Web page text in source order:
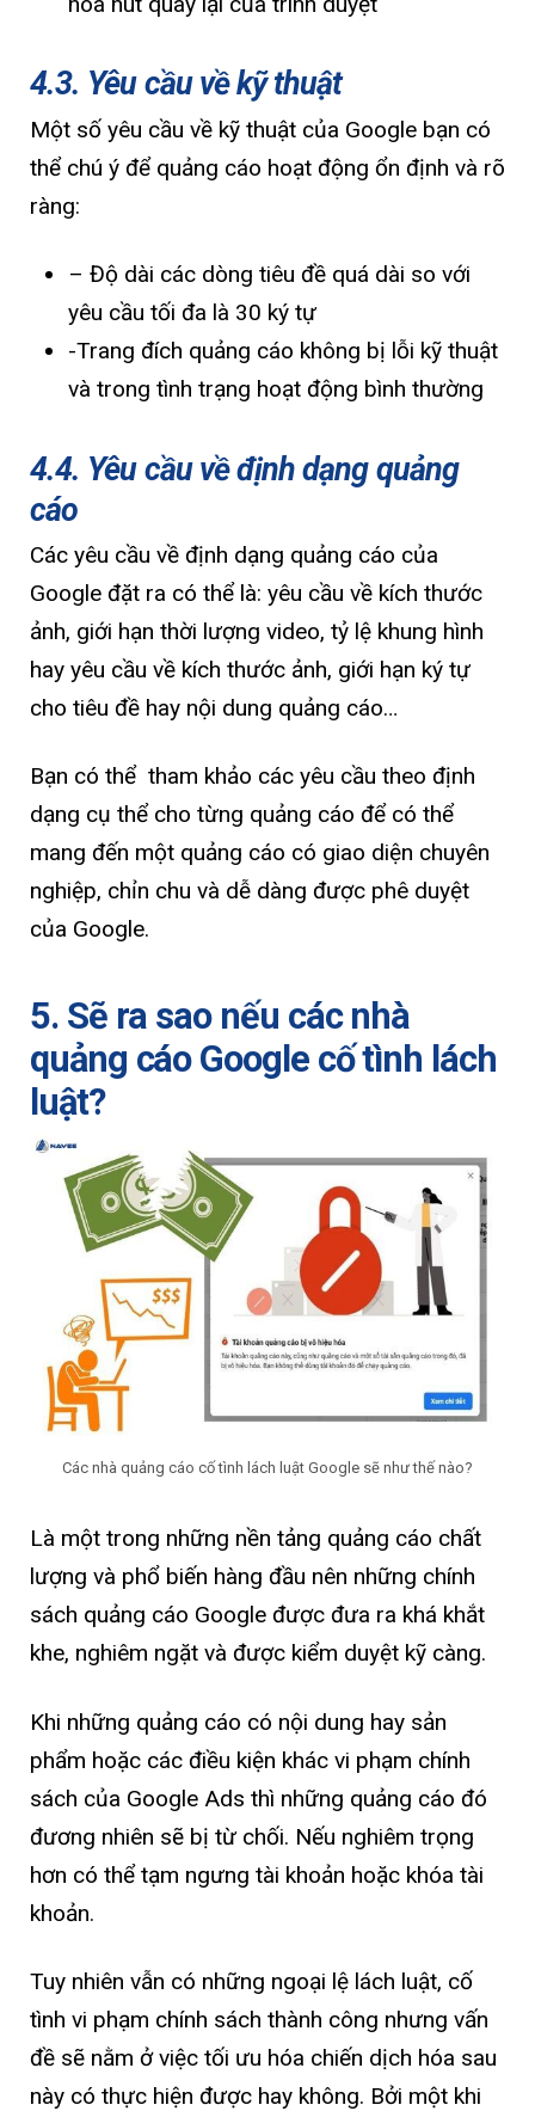
4.3. Yêu cầu về kỹ thuật
Một số yêu cầu về kỹ thuật của Google bạn có
thể chú ý để quảng cáo hoạt động ổn định và rõ
ràng:
– Độ dài các dòng tiêu đề quá dài so với
yêu cầu tối đa là 30 ký tự
-Trang đích quảng cáo không bị lỗi kỹ thuật
và trong tình trạng hoạt động bình thường
4.4. Yêu cầu về định dạng quảng
cáo
Các yêu cầu về định dạng quảng cáo của
Google đặt ra có thể là: yêu cầu về kích thước
ảnh, giới hạn thời lượng video, tỷ lệ khung hình
hay yêu cầu về kích thước ảnh, giới hạn ký tự
cho tiêu đề hay nội dung quảng cáo…
Bạn có thể tham khảo các yêu cầu theo định
dạng cụ thể cho từng quảng cáo để có thể
mang đến một quảng cáo có giao diện chuyên
nghiệp, chỉn chu và dễ dàng được phê duyệt
của Google.
5. Sẽ ra sao nếu các nhà
quảng cáo Google cố tình lách
luật?
Các nhà quảng cáo cố tình lách luật Google sẽ như thế nào?
Là một trong những nền tảng quảng cáo chất
lượng và phổ biến hàng đầu nên những chính
sách quảng cáo Google được đưa ra khá khắt
khe, nghiêm ngặt và được kiểm duyệt kỹ càng.
Khi những quảng cáo có nội dung hay sản
phẩm hoặc các điều kiện khác vi phạm chính
sách của Google Ads thì những quảng cáo đó
đương nhiên sẽ bị từ chối. Nếu nghiêm trọng
hơn có thể tạm ngưng tài khoản hoặc khóa tài
khoản.
Tuy nhiên vẫn có những ngoại lệ lách luật, cố
tình vi phạm chính sách thành công nhưng vấn
đề sẽ nằm ở việc tối ưu hóa chiến dịch hóa sau
này có thực hiện được hay không. Bởi một khi